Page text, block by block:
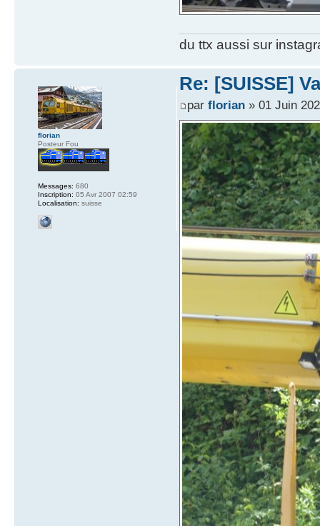
du ttx aussi sur
Re: [SUISSE]
par florian» 01 Juin
florian
Posteur Fou
Messages: 680
Inscription: 05 Avr 2007 02:59
Localisation: suisse